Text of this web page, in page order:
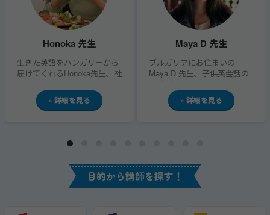
Honoka 先生
生きた英語をハンガリーから
届けてくれるHonoka先生。社
で培った知識だけで無く、リ
アルな体験談もシェアしてく
» 詳細を見る
Maya D 先生
ブルガリアにお住まいの
Maya D 先生。子供英会話の
を教える、をモットーにされ
ています。お子様に英語を学
» 詳細を見る
目的から講師を探す！